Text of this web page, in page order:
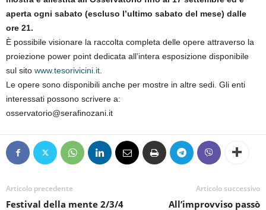
aperta ogni sabato (escluso l’ultimo sabato del mese) dalle
ore 21.
È possibile visionare la raccolta completa delle opere attraverso la
proiezione power point dedicata all’intera esposizione disponibile
sul sito www.tesorivicini.it
Le opere sono disponibili anche per mostre in altre sedi. Gli enti
interessati possono scrivere a:
osservatorio@serafinozani.it
Articolo precedente
Festival della mente 2/3/4
Articolo successivo
All’improvviso passò